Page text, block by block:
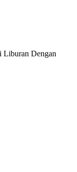
Liburan Dengan